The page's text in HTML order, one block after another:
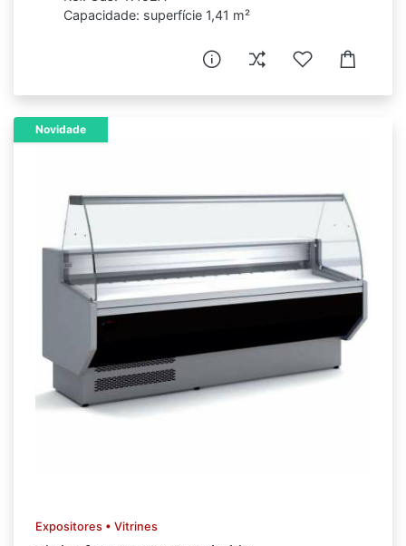
Capacidade: superfície 1,41 m²
Novidade
Expositores • Vitrines